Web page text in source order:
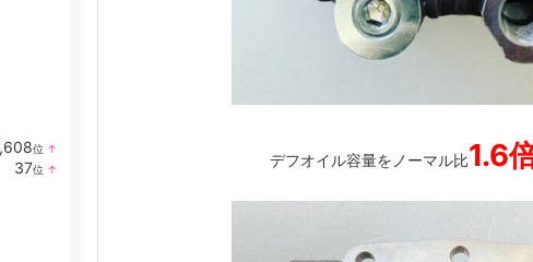
デフオイル容量をノーマル比1.6
位 ↑
37位 ↑